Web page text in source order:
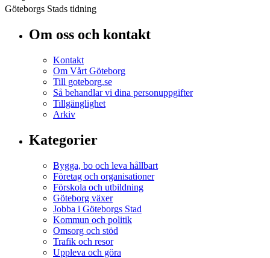
Göteborgs Stads tidning
Om oss och kontakt
Kontakt
Om Vårt Göteborg
Till goteborg.se
Så behandlar vi dina personuppgifter
Tillgänglighet
Arkiv
Kategorier
Bygga, bo och leva hållbart
Företag och organisationer
Förskola och utbildning
Göteborg växer
Jobba i Göteborgs Stad
Kommun och politik
Omsorg och stöd
Trafik och resor
Uppleva och göra